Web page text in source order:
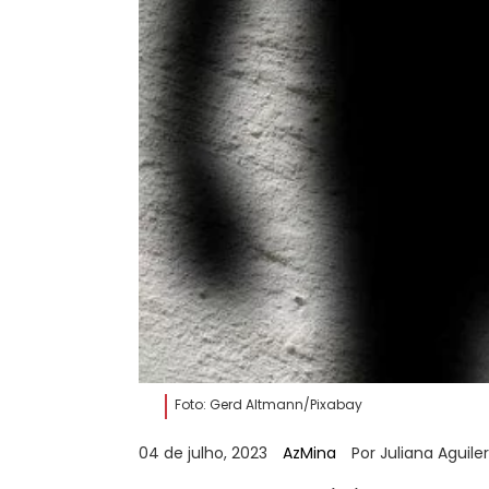
Foto: Gerd Altmann/Pixabay
04 de julho, 2023 AzMina Por Juliana